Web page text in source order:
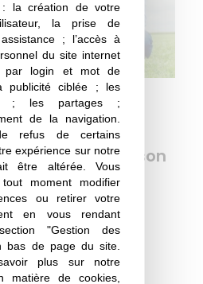
: la création de votre
la prise de
; l’accès à
du site internet
par login et mot de
publicité ciblée ; les
; les partages ;
de la navigation.
refus de certains
expérience sur notre
être altérée. Vous
moment modifier
ou retirer votre
en vous rendant
"Gestion des
bas de page du site.
plus sur notre
matière de cookies,
un champ de
de Terres - Saison
: Lentille